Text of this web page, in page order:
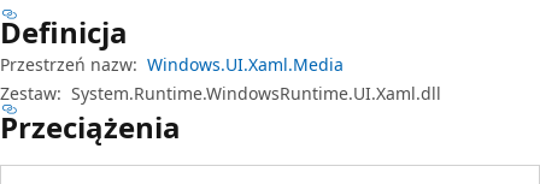
Definicja
Przestrzeń nazw: Windows.UI.Xaml.Media
Zestaw: System.Runtime.WindowsRuntime.UI.Xaml.dll
Przeciążenia